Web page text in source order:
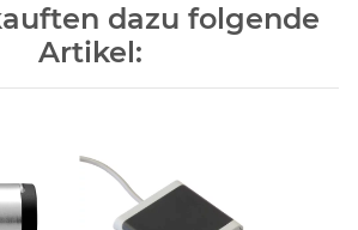
dazu folgende
Artikel: